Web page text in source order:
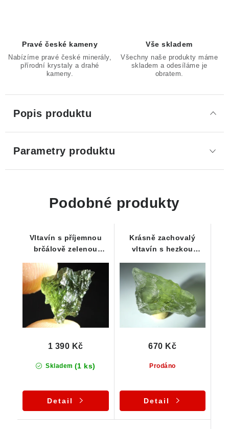
Pravé české kameny
Nabízíme pravé české minerály,
přírodní krystaly a drahé
kameny.
Vše skladem
Všechny naše produkty máme
skladem a odesíláme je
obratem.
Popis produktu
Parametry produktu
Podobné produkty
Vltavín s příjemnou
brčálově zelenou
Skladem (1 ks)
1 390 Kč
Detail
Krásně zachovalý
vltavín s hezkou
Prodáno
670 Kč
Detail